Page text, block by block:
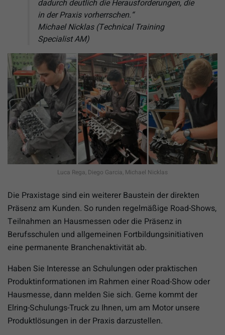
dadurch deutlich die Herausforderungen, die
in der Praxis vorherrschen.“
Michael Nicklas (Technical Training
Specialist AM)
Luca Rega, Diego Garcia, Michael Nicklas
Die Praxistage sind ein weiterer Baustein der direkten
Präsenz am Kunden. So runden regelmäßige Road-Shows,
Teilnahmen an Hausmessen oder die Präsenz in
Berufsschulen und allgemeinen Fortbildungsinitiativen
eine permanente Branchenaktivität ab.
Haben Sie Interesse an Schulungen oder praktischen
Produktinformationen im Rahmen einer Road-Show oder
Hausmesse, dann melden Sie sich. Gerne kommt der
Elring-Schulungs-Truck zu Ihnen, um am Motor unsere
Produktlösungen in der Praxis darzustellen.